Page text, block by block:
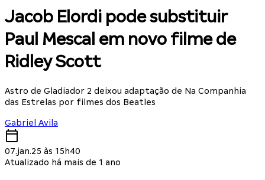
Jacob Elordi pode substituir
Paul Mescal em novo filme de
Ridley Scott
Astro de Gladiador 2 deixou adaptação de Na Companhia
das Estrelas por filmes dos Beatles
Gabriel Avila
07.jan.25 às 15h40
Atualizado há mais de 1 ano